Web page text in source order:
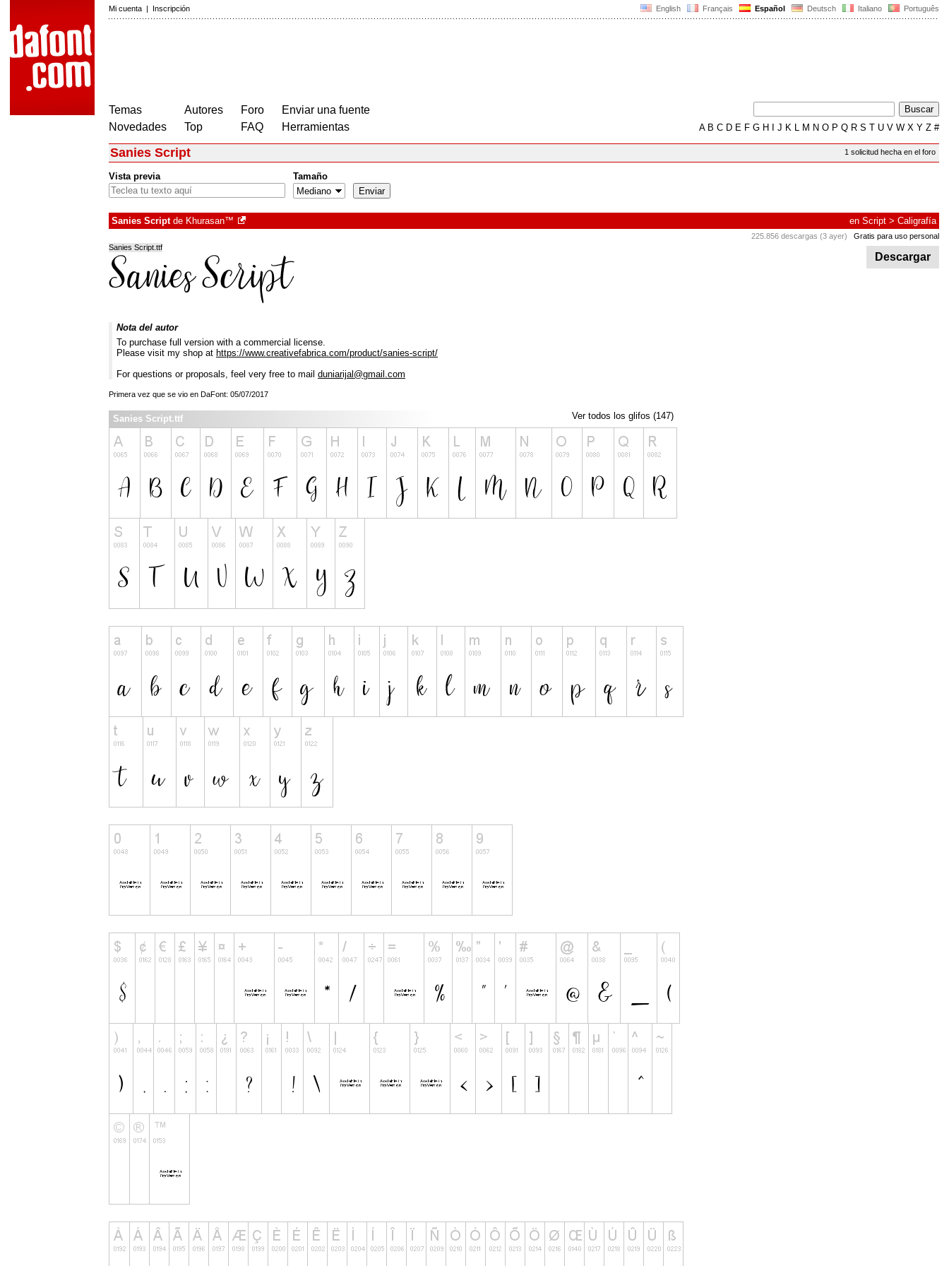
English Français Español Deutsch Italiano Português
Mi cuenta | Inscripción
Temas
Novedades
Autores
Top
Foro
FAQ
Enviar una fuente
Herramientas
AB C D E F G H J K L M N O P Q R S T U V W X Y Z #
1 solicitud hecha en el foro
Sanies Script
Vista previa Tamaño
Sanies Scriptde Khurasan™ en Script > Caligrafía
225.856 descargas (3 ayer) Gratis para uso personal
Descargar
Sanies Script.ttf
Nota del autor
To purchase full version with a commercial license.
Please visit my shop at https://www.creativefabrica.com/product/sanies-script/
For questions or proposals, feel very free to mail duniarijal@gmail.com
Primera vez que se vio en DaFont: 05/07/2017
Ver todos los glifos (147)
Sanies Script.ttf